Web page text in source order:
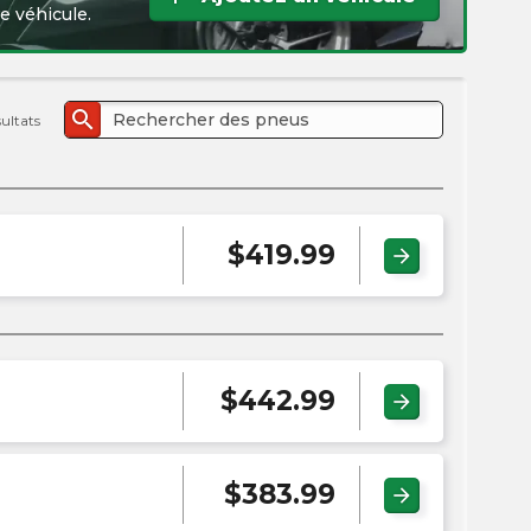
véhicule.
search
$419.99 arrow_forward
$442.99 arrow_forward
$383.99 arrow_forward